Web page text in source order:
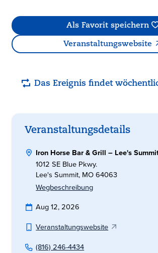
Als Favorit speichern
Veranstaltungswebsite
Das Ereignis findet
Veranstaltungsdetails
Iron Horse Bar & Grill – Lee's
1012 SE Blue Pkwy.
Lee's Summit, MO 64063
Wegbeschreibung
Aug 12, 2026
Veranstaltungswebsite
(816) 246-4434